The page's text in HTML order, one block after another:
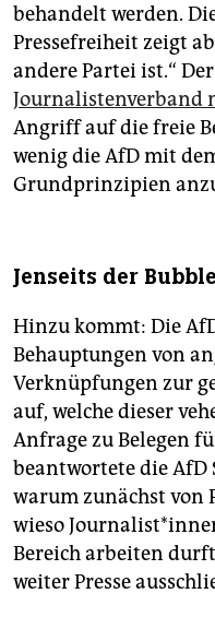
behandelt werden.
Pressefreiheit zeigt
andere Partei ist.“ Der
Journalistenverband
Angriff auf die freie
wenig die AfD mit
Grundprinzipien
Jenseits der Bubble
Hinzu kommt: Die
Behauptungen von
Verknüpfungen zur
auf, welche dieser
Anfrage zu Belegen
beantwortete die AfD
warum zunächst von
wieso
Bereich arbeiten
weiter Presse